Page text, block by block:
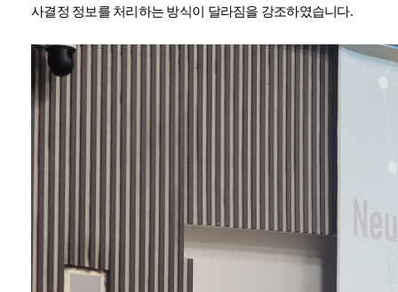
사결정 정보를 처리하는 방식이 달라짐을 강조하였습니다.